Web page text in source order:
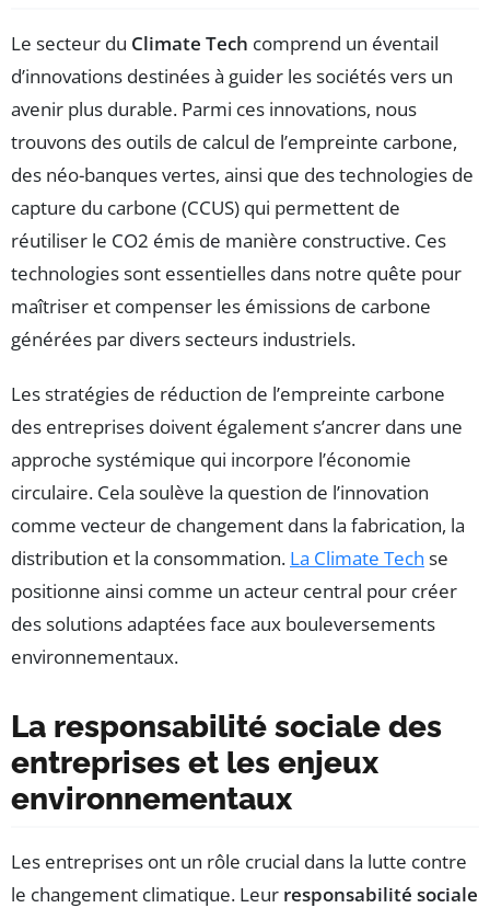
Le secteur du Climate Tech comprend un éventail
d’innovations destinées à guider les sociétés vers un
avenir plus durable. Parmi ces innovations, nous
trouvons des outils de calcul de l’empreinte carbone,
des néo-banques vertes, ainsi que des technologies de
capture du carbone (CCUS) qui permettent de
réutiliser le CO2 émis de manière constructive. Ces
technologies sont essentielles dans notre quête pour
maîtriser et compenser les émissions de carbone
générées par divers secteurs industriels.
Les stratégies de réduction de l’empreinte carbone
des entreprises doivent également s’ancrer dans une
approche systémique qui incorpore l’économie
circulaire. Cela soulève la question de l’innovation
comme vecteur de changement dans la fabrication, la
distribution et la consommation. La Climate Tech se
positionne ainsi comme un acteur central pour créer
des solutions adaptées face aux bouleversements
environnementaux.
La responsabilité sociale des
entreprises et les enjeux
environnementaux
Les entreprises ont un rôle crucial dans la lutte contre
le changement climatique. Leur responsabilité sociale